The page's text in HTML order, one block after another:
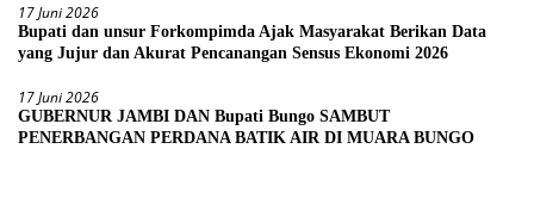
17 Juni 2026
Bupati dan unsur Forkompimda Ajak Masyarakat Berikan Data
yang Jujur dan Akurat Pencanangan Sensus Ekonomi 2026
17 Juni 2026
GUBERNUR JAMBI DAN Bupati Bungo SAMBUT
PENERBANGAN PERDANA BATIK AIR DI MUARA BUNGO